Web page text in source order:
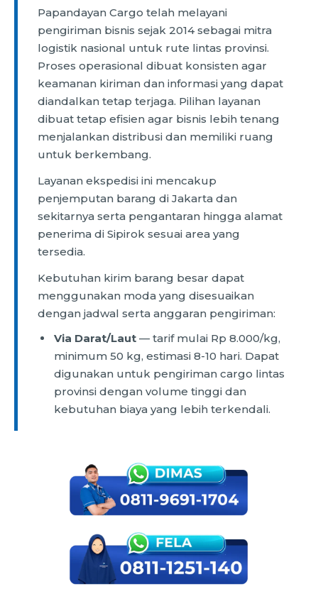
Papandayan Cargo telah melayani
pengiriman bisnis sejak 2014 sebagai mitra
logistik nasional untuk rute lintas provinsi.
Proses operasional dibuat konsisten agar
keamanan kiriman dan informasi yang dapat
diandalkan tetap terjaga. Pilihan layanan
dibuat tetap efisien agar bisnis lebih tenang
menjalankan distribusi dan memiliki ruang
untuk berkembang.
Layanan ekspedisi ini mencakup
penjemputan barang di Jakarta dan
sekitarnya serta pengantaran hingga alamat
penerima di Sipirok sesuai area yang
tersedia.
Kebutuhan kirim barang besar dapat
menggunakan moda yang disesuaikan
dengan jadwal serta anggaran pengiriman:
Via Darat/Laut — tarif mulai Rp 8.000/kg,
minimum 50 kg, estimasi 8-10 hari. Dapat
digunakan untuk pengiriman cargo lintas
provinsi dengan volume tinggi dan
kebutuhan biaya yang lebih terkendali.